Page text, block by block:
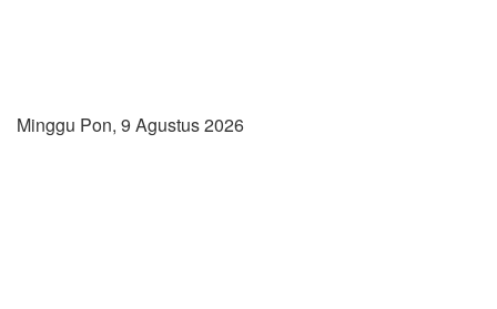
Minggu Pon, 9 Agustus 2026